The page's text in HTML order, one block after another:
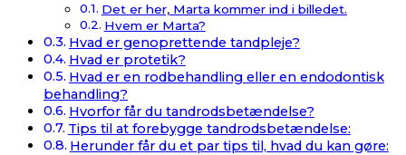
Det er her, Marta kommer ind i billedet.
Hvem er Marta?
Hvad er genoprettende tandpleje?
Hvad er protetik?
Hvad er en rodbehandling eller en endodontisk
behandling?
Hvorfor får du tandrodsbetændelse?
Tips til at forebygge tandrodsbetændelse:
Herunder får du et par tips til, hvad du kan gøre: